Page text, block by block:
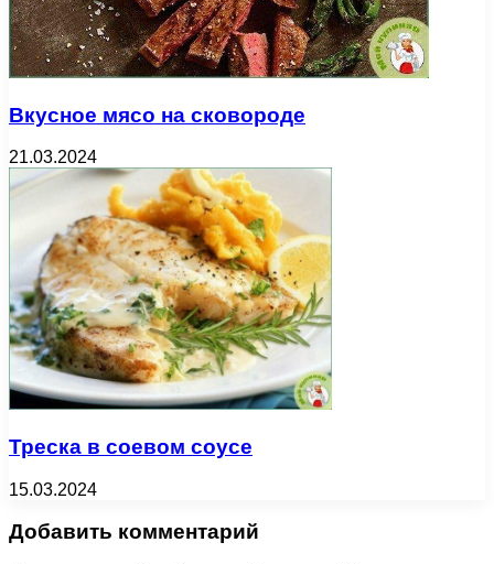
Вкусное мясо на сковороде
21.03.2024
Треска в соевом соусе
15.03.2024
Добавить комментарий